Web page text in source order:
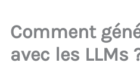
Comment
avec les LLMs